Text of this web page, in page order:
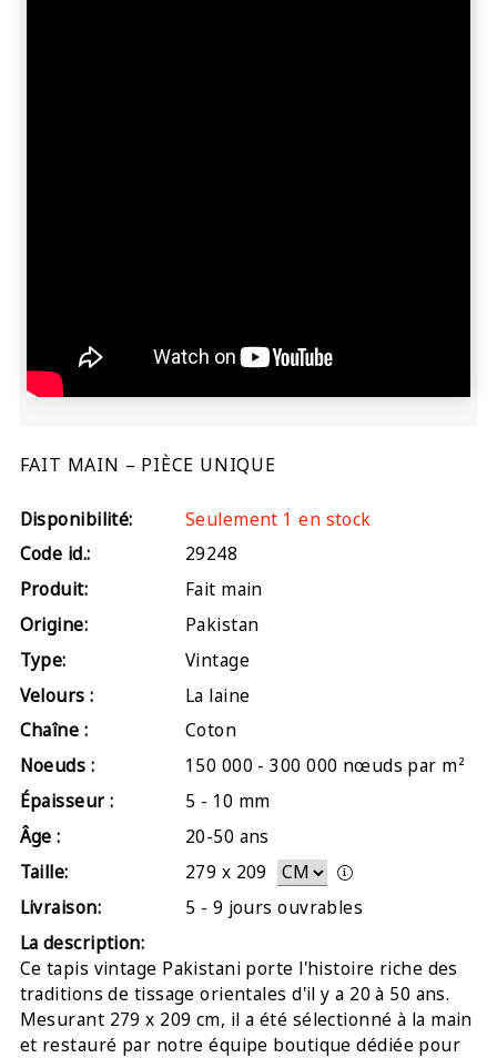
FAIT MAIN – PIÈCE UNIQUE
Disponibilité:
Seulement 1 en stock
Code id.:
29248
Produit:
Fait main
Origine:
Pakistan
Type:
Vintage
Velours :
La laine
Chaîne :
Coton
Noeuds :
150 000 - 300 000 nœuds par m²
Épaisseur :
5 - 10 mm
Âge :
20-50 ans
Taille:
279 x 209
Livraison:
5 - 9 jours ouvrables
La description:
Ce tapis vintage Pakistani porte l'histoire riche des
traditions de tissage orientales d'il y a 20 à 50 ans.
Mesurant 279 x 209 cm, il a été sélectionné à la main
et restauré par notre équipe boutique dédiée pour